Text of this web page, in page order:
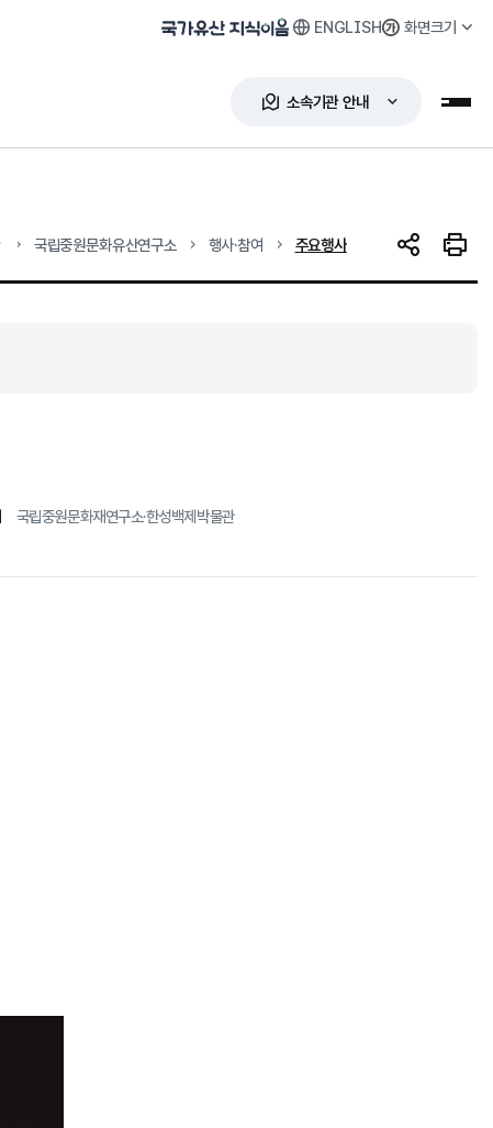
국가유산 지식이음 ENGLISH 화면크기
소속기관 안내 누리
국립중원문화유산연구소 행사·참여 현재 위치
주요행사 SNS 공유인쇄
국립중원문화재연구소·한성백제박물관